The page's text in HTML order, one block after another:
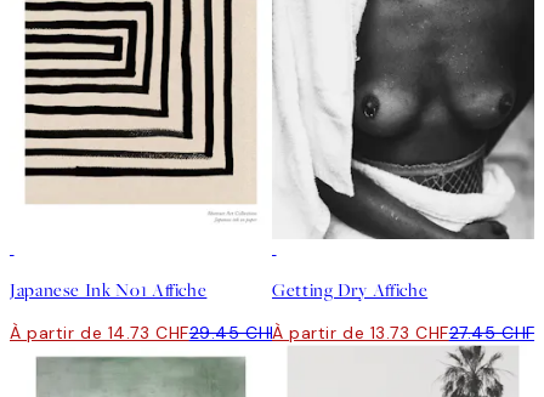
Japanese Ink No1 Affiche
À partir de 14.73 CHF29.45 CHF
Getting Dry Affiche
À partir de 13.73 CHF27.45 CHF